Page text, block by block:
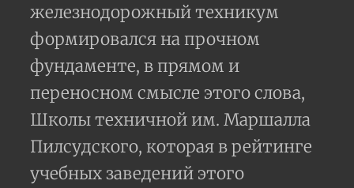
железнодорожный техникум
формировался на прочном
фундаменте, в прямом и
переносном смысле этого слова,
Школы техничной им. Маршалла
Пилсудского, которая в рейтинге
учебных заведений этого